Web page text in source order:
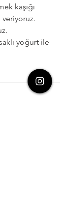
kaşığı
veriyoruz.
yoğurt ile